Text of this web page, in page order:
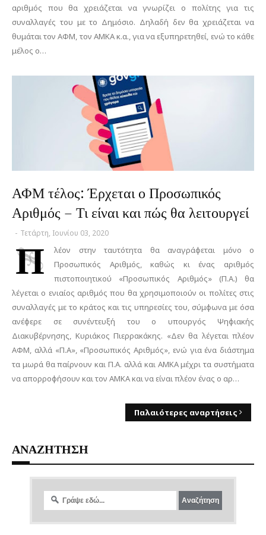
αριθμός που θα χρειάζεται να γνωρίζει ο πολίτης για τις
συναλλαγές του με το Δημόσιο. Δηλαδή δεν θα χρειάζεται να
θυμάται τον ΑΦΜ, τον ΑΜΚΑ κ.α., για να εξυπηρετηθεί, ενώ το κάθε
μέλος ο…
ΑΦΜ τέλος: Έρχεται ο Προσωπικός
Αριθμός – Τι είναι και πώς θα λειτουργεί
- Τετάρτη, Ιουνίου 03, 2020
Π
λέον στην ταυτότητα θα αναγράφεται μόνο ο
Προσωπικός Αριθμός, καθώς κι ένας αριθμός
πιστοποιητικού «Προσωπικός Αριθμός» (Π.Α.) θα
λέγεται ο ενιαίος αριθμός που θα χρησιμοποιούν οι πολίτες στις
συναλλαγές με το κράτος και τις υπηρεσίες του, σύμφωνα με όσα
ανέφερε σε συνέντευξή του ο υπουργός Ψηφιακής
Διακυβέρνησης, Κυριάκος Πιερρακάκης. «Δεν θα λέγεται πλέον
ΑΦΜ, αλλά «Π.Α», «Προσωπικός Aριθμός», ενώ για ένα διάστημα
τα μωρά θα παίρνουν και Π.Α. αλλά και ΑΜΚΑ μέχρι τα συστήματα
να απορροφήσουν και τον ΑΜΚΑ και να είναι πλέον ένας ο αρ…
Παλαιότερες αναρτήσεις
ΑΝΑΖΗΤΗΣΗ